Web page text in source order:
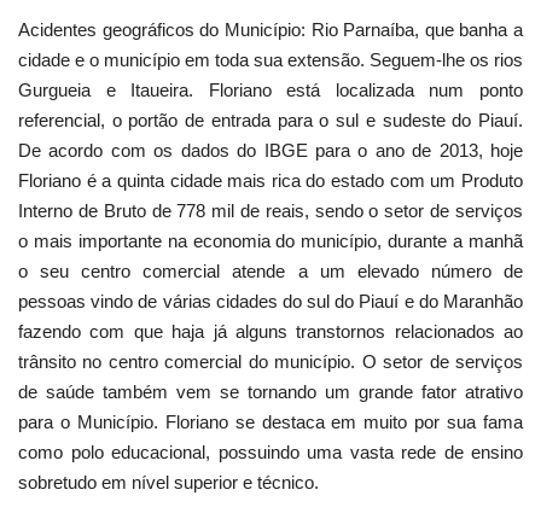
Acidentes geográficos do Município: Rio Parnaíba, que banha a
cidade e o município em toda sua extensão. Seguem-lhe os rios
Gurgueia e Itaueira. Floriano está localizada num ponto
referencial, o portão de entrada para o sul e sudeste do Piauí.
De acordo com os dados do IBGE para o ano de 2013, hoje
Floriano é a quinta cidade mais rica do estado com um Produto
Interno de Bruto de 778 mil de reais, sendo o setor de serviços
o mais importante na economia do município, durante a manhã
o seu centro comercial atende a um elevado número de
pessoas vindo de várias cidades do sul do Piauí e do Maranhão
fazendo com que haja já alguns transtornos relacionados ao
trânsito no centro comercial do município. O setor de serviços
de saúde também vem se tornando um grande fator atrativo
para o Município. Floriano se destaca em muito por sua fama
como polo educacional, possuindo uma vasta rede de ensino
sobretudo em nível superior e técnico.